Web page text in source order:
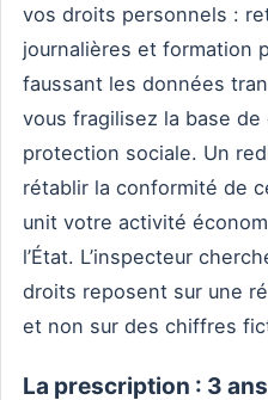
vos droits personnels :
journalières et formation
faussant les données
vous fragilisez la base
protection sociale. Un
rétablir la conformité de
unit votre activité
l’État. L’inspecteur
droits reposent sur une
et non sur des chiffres
La prescription : 3